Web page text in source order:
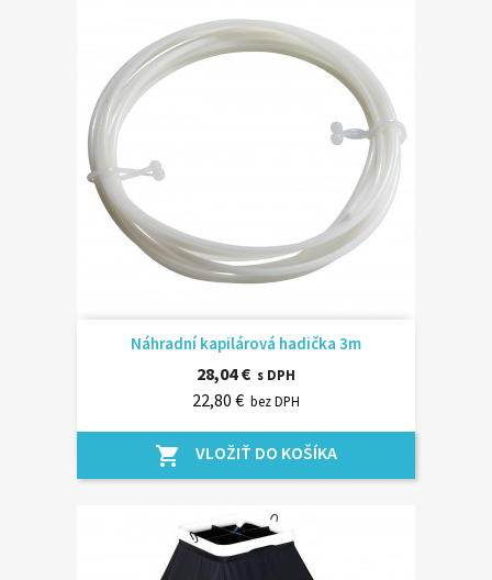
Náhradní kapilárová hadička 3m
28,04 € s DPH
22,80 € bez DPH
shopping_cart VLOŽIŤ DO KOŠÍKA